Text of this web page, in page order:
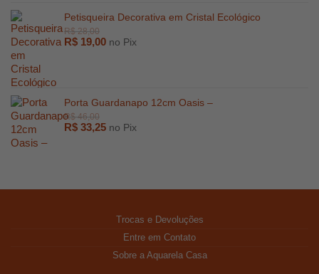
Petisqueira Decorativa em Cristal Ecológico
R$ 19,00 no Pix
Porta Guardanapo 12cm Oasis –
R$ 33,25 no Pix
Trocas e Devoluções
Entre em Contato
Sobre a Aquarela Casa